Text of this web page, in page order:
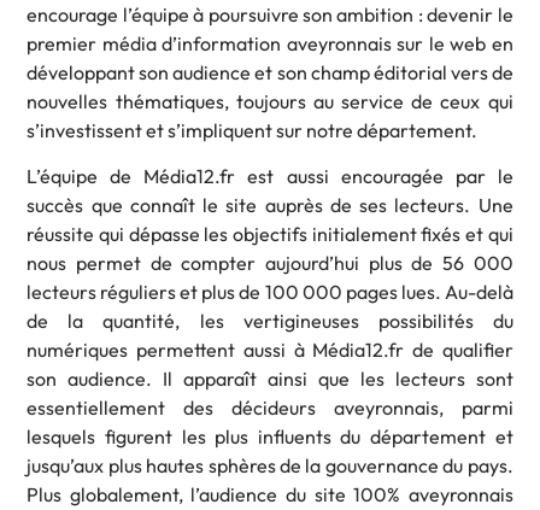
encourage l’équipe à poursuivre son ambition : devenir le
premier média d’information aveyronnais sur le web en
développant son audience et son champ éditorial vers de
nouvelles thématiques, toujours au service de ceux qui
s’investissent et s’impliquent sur notre département.
L’équipe de Média12.fr est aussi encouragée par le
succès que connaît le site auprès de ses lecteurs. Une
réussite qui dépasse les objectifs initialement fixés et qui
nous permet de compter aujourd’hui plus de 56 000
lecteurs réguliers et plus de 100 000 pages lues. Au-delà
de la quantité, les vertigineuses possibilités du
numériques permettent aussi à Média12.fr de qualifier
son audience. Il apparaît ainsi que les lecteurs sont
essentiellement des décideurs aveyronnais, parmi
lesquels figurent les plus influents du département et
jusqu’aux plus hautes sphères de la gouvernance du pays.
Plus globalement, l’audience du site 100% aveyronnais